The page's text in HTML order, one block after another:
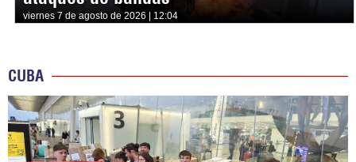
viernes 7 de agosto de 2026 | 12:04
CUBA